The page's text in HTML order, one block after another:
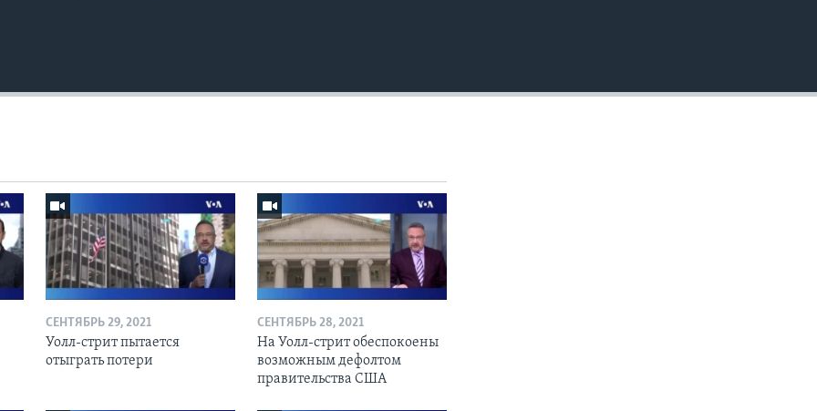
СЕНТЯБРЬ 29, 2021
Уолл-стрит пытается
отыграть потери
СЕНТЯБРЬ 28, 2021
На Уолл-стрит обеспокоены
возможным дефолтом
правительства США